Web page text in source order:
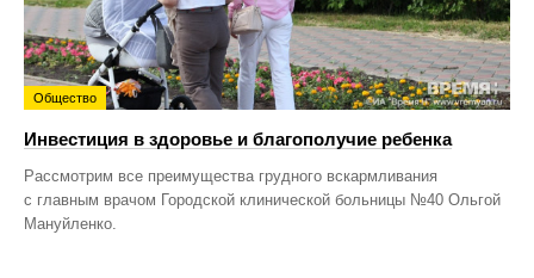
Общество
Инвестиция в здоровье и благополучие ребенка
Рассмотрим все преимущества грудного вскармливания
с главным врачом Городской клинической больницы №40 Ольгой
Мануйленко.